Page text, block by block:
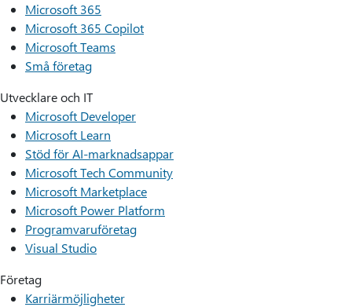
Microsoft 365
Microsoft 365 Copilot
Microsoft Teams
Små företag
Utvecklare och IT
Microsoft Developer
Microsoft Learn
Stöd för AI-marknadsappar
Microsoft Tech Community
Microsoft Marketplace
Microsoft Power Platform
Programvaruföretag
Visual Studio
Företag
Karriärmöjligheter